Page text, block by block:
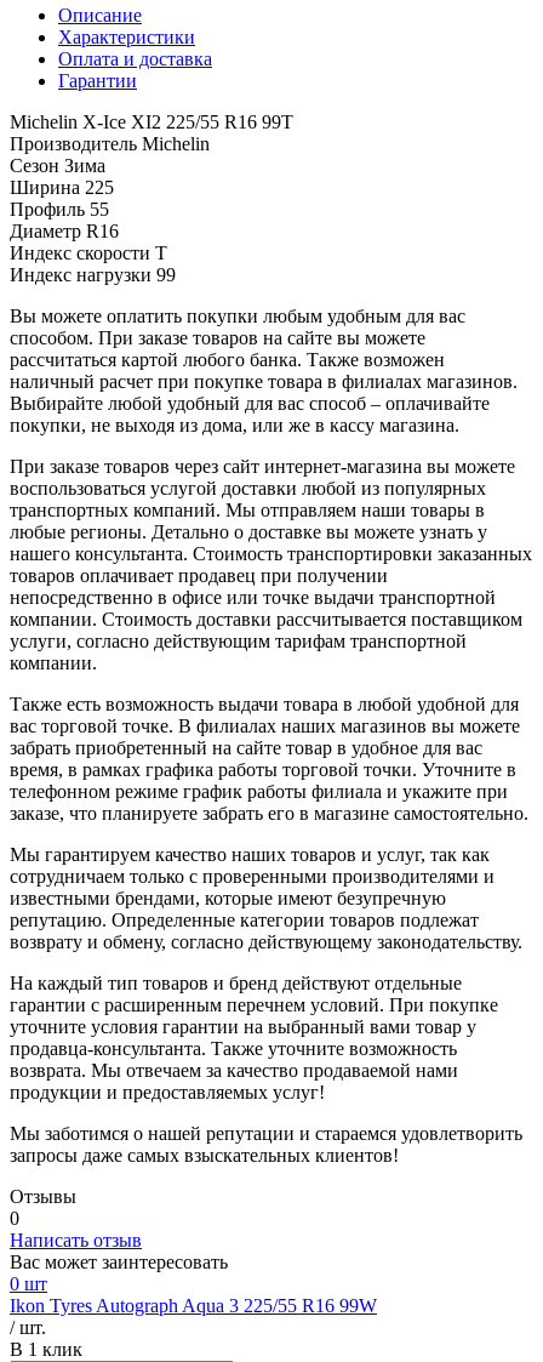
Описание
Характеристики
Оплата и доставка
Гарантии
Michelin X-Ice XI2 225/55 R16 99T
Производитель Michelin
Сезон Зима
Ширина 225
Профиль 55
Диаметр R16
Индекс скорости T
Индекс нагрузки 99
Вы можете оплатить покупки любым удобным для вас
способом. При заказе товаров на сайте вы можете
рассчитаться картой любого банка. Также возможен
наличный расчет при покупке товара в филиалах магазинов.
Выбирайте любой удобный для вас способ – оплачивайте
покупки, не выходя из дома, или же в кассу магазина.
При заказе товаров через сайт интернет-магазина вы можете
воспользоваться услугой доставки любой из популярных
транспортных компаний. Мы отправляем наши товары в
любые регионы. Детально о доставке вы можете узнать у
нашего консультанта. Стоимость транспортировки заказанных
товаров оплачивает продавец при получении
непосредственно в офисе или точке выдачи транспортной
компании. Стоимость доставки рассчитывается поставщиком
услуги, согласно действующим тарифам транспортной
компании.
Также есть возможность выдачи товара в любой удобной для
вас торговой точке. В филиалах наших магазинов вы можете
забрать приобретенный на сайте товар в удобное для вас
время, в рамках графика работы торговой точки. Уточните в
телефонном режиме график работы филиала и укажите при
заказе, что планируете забрать его в магазине самостоятельно.
Мы гарантируем качество наших товаров и услуг, так как
сотрудничаем только с проверенными производителями и
известными брендами, которые имеют безупречную
репутацию. Определенные категории товаров подлежат
возврату и обмену, согласно действующему законодательству.
На каждый тип товаров и бренд действуют отдельные
гарантии с расширенным перечнем условий. При покупке
уточните условия гарантии на выбранный вами товар у
продавца-консультанта. Также уточните возможность
возврата. Мы отвечаем за качество продаваемой нами
продукции и предоставляемых услуг!
Мы заботимся о нашей репутации и стараемся удовлетворить
запросы даже самых взыскательных клиентов!
Отзывы
0
Написать отзыв
Вас может заинтересовать
0 шт
Ikon Tyres Autograph Aqua 3 225/55 R16 99W
/ шт.
В 1 клик